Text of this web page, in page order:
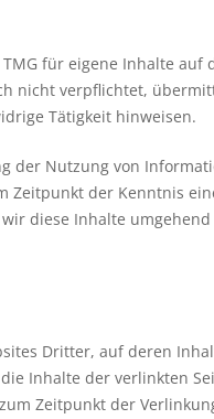
für eigene Inhalte
nicht verpflichtet,
Tätigkeit hinweisen.
der Nutzung von
der Kenntnis
diese Inhalte
Dritter, auf deren
Inhalte der verlinkten
Zeitpunkt der